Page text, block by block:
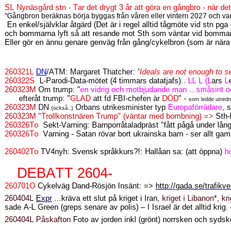
SL Nynäsgård stn - Tar det drygt 3 år att göra en gångbro - när
"Gångbron beräknas börja byggas från våren eller vintern 2027 och
En enkel/självklar åtgärd (Det är i regel alltid tågmöte vid stn
och bommarna lyft så att resande mot Sth som väntar vid
Eller gör en ännu genare genväg från gång/cykelbron (som är
260321L DN/ATM: Margaret Thatcher: ”Ideals are not enough to
260322S
L-Parodi-Data-mötet (4 timmars datatjafs).. LL L (Lars L
260323M Om trump: "en vidrig och motbjudande man ...småsint
efteråt trump: "GLAD att fd FBI-chefen är DÖD" - som ledde
260323M DN (också..) Orbans utrikesminister typ Europaförrädare,
260323M "Trollkonstnären Trump" (väntar med bombning) =>
260326To Sekt-Varning: Barnporråtaladpräst "fått pågå under
260326To Varning - Satan rövar bort ukrainska barn - ser allt
260402To TV4nyh: Svensk språkkurs?!: Hallåan sa: (att öppna)
DEBATT 2604-
260701O Cykelväg Dand-Rösjön Insänt: => http://gada.se/
260404L Expr...kräva ett slut på kriget i Iran, kriget i Libanon*,
sade A-L Green (greps senare av polis) – I Israel är det alltid krig.
260404L Påskafton Foto av jorden inkl (grönt) norrsken och